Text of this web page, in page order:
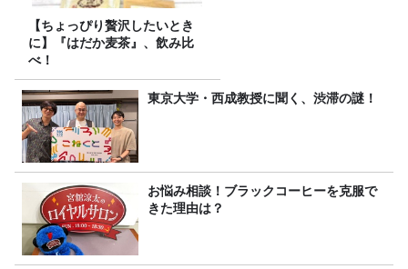
【ちょっぴり贅沢したいとき
に】『はだか麦茶』、飲み比
べ！
東京大学・西成教授に聞く、渋滞の謎！
お悩み相談！ブラックコーヒーを克服で
きた理由は？